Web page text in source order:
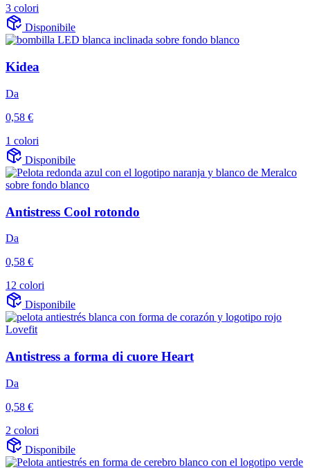
3 colori
Disponibile
Kidea
Da
0,58 €
1 colori
Disponibile
Antistress Cool rotondo
Da
0,58 €
12 colori
Disponibile
Antistress a forma di cuore Heart
Da
0,58 €
2 colori
Disponibile